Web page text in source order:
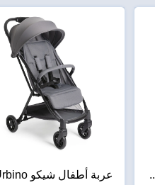
عربة أطفال شيكو Urbino...